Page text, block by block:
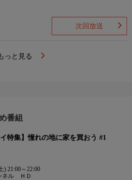
次回放送
っと見る
番組
イ特集】憧れの地に家を買おう #1
) 21:00～22:00
ネル ＨＤ